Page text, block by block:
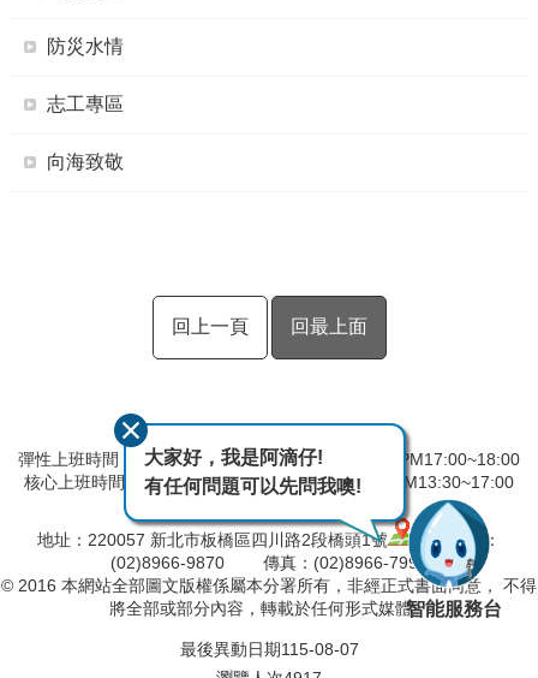
防災水情
志工專區
向海致敬
回上一頁 回最上面
彈性上班時間：AM8:00~09:00 彈性下班時間：PM17:00~18:00
核心上班時間：星期一 ~ 星期五 AM08:30~12:30 PM13:30~17:00
地址：220057 新北市板橋區四川路2段橋頭1號
電話：
(02)8966-9870 傳真：(02)8966-7996
© 2016 本網站全部圖文版權係屬本分署所有，非經正式書面同意， 不得
將全部或部分內容，轉載於任何形式媒體。
最後異動日期115-08-07
大家好，我是阿滴仔!
有任何問題可以先問我噢!
智能服務台